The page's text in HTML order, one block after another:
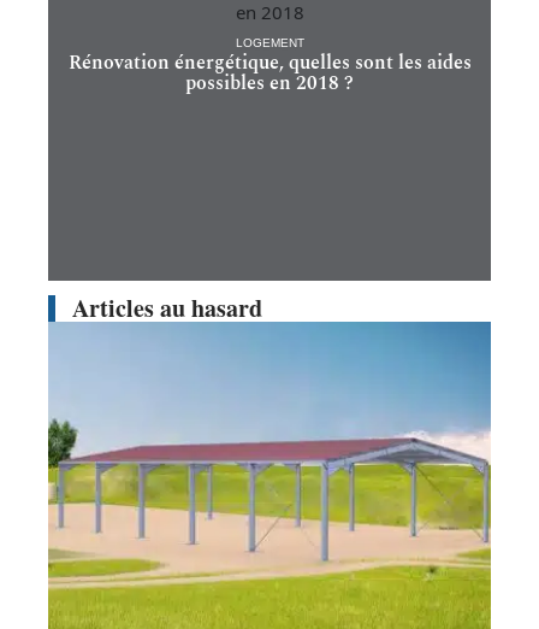
LOGEMENT
Rénovation énergétique, quelles sont les aides
possibles en 2018 ?
Articles au hasard